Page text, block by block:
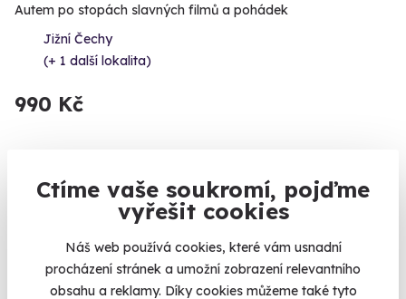
Ctíme vaše soukromí, pojďme
vyřešit cookies
Náš web používá cookies, které vám usnadní
procházení stránek a umožní zobrazení relevantního
obsahu a reklamy. Díky cookies můžeme také tyto
Autem po stopách slavných filmů a pohádek
Jižní Čechy
(+ 1 další lokalita)
990 Kč
Volný termín už 09. 08. 2026